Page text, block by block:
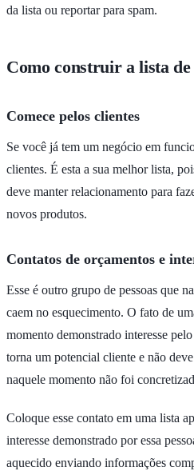
da lista ou reportar para spam.
Como construir a lista de
Comece pelos clientes
Se você já tem um negócio em
clientes. É esta a sua melhor lista,
deve manter relacionamento para
novos produtos.
Contatos de orçamentos e
Esse é outro grupo de pessoas que
caem no esquecimento. O fato de
momento demonstrado interesse
torna um potencial cliente e não
naquele momento não foi
Coloque esse contato em uma lista
interesse demonstrado por essa
aquecido enviando informações